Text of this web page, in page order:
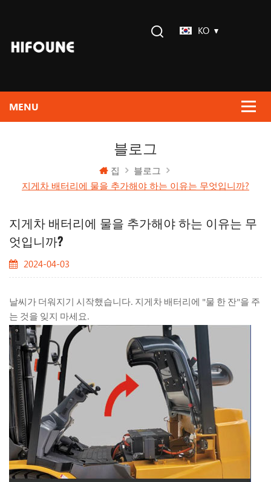
KO
블로그
집
블로그
지게차 배터리에 물을 추가해야 하는 이유는 무엇입니까?
지게차 배터리에 물을 추가해야 하는 이유는 무
엇입니까?
2024-04-03
날씨가 더워지기 시작했습니다. 지게차 배터리에 "물 한 잔"을 주
는 것을 잊지 마세요.